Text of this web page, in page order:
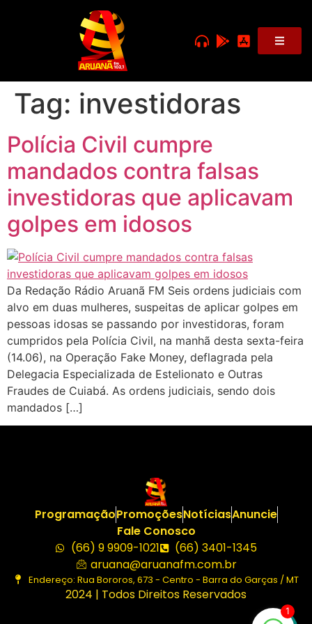
Tag: investidoras
Polícia Civil cumpre
mandados contra falsas
investidoras que aplicavam
golpes em idosos
Da Redação Rádio Aruanã FM Seis ordens judiciais com
alvo em duas mulheres, suspeitas de aplicar golpes em
pessoas idosas se passando por investidoras, foram
cumpridos pela Polícia Civil, na manhã desta sexta-feira
(14.06), na Operação Fake Money, deflagrada pela
Delegacia Especializada de Estelionato e Outras
Fraudes de Cuiabá. As ordens judiciais, sendo dois
mandados […]
ProgramaçãoPromoçõesNotíciasAnuncie
Fale Conosco
(66) 9 9909-1021
(66) 3401-1345
aruana@aruanafm.com.br
Endereço: Rua Bororos, 673 - Centro - Barra do Garças / MT
2024 | Todos Direitos Reservados
1